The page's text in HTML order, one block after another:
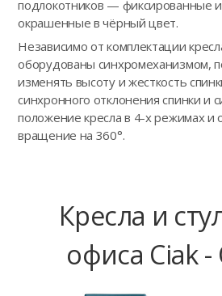
подлокотников — фиксированные
окрашенные в чёрный цвет.
Независимо от комплектации
оборудованы синхромеханизмом,
изменять высоту и жесткость
синхронного отклонения спинки и
положение кресла в 4-х режимах и
вращение на 360°.
Кресла и
офиса Ciak